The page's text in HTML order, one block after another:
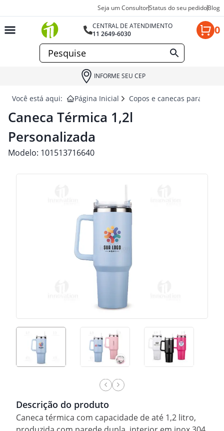
Seja um ConsultorStatus do seu pedidoBlog
CENTRAL DE ATENDIMENTO
11 2649-6030
0
INFORME SEU CEP
Você está aqui: Página Inicial Copos e canecas para
Caneca Térmica 1,2l
Personalizada
Modelo: 101513716640
Descrição do produto
Caneca térmica com capacidade de até 1,2 litro,